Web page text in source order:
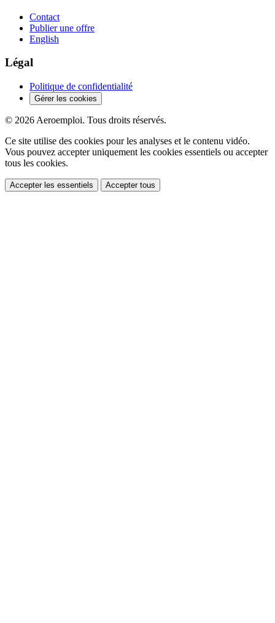
Contact
Publier une offre
English
Légal
Politique de confidentialité
Gérer les cookies
© 2026 Aeroemploi. Tous droits réservés.
Ce site utilise des cookies pour les analyses et le contenu vidéo.
Vous pouvez accepter uniquement les cookies essentiels ou accepter
tous les cookies.
Accepter les essentiels Accepter tous